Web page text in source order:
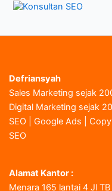
Defriansyah
Sales Marketing sejak
Digital Marketing sejak
SEO | Google Ads |
SEO
Alamat Kantor :
Menara 165 lantai 4 Jl